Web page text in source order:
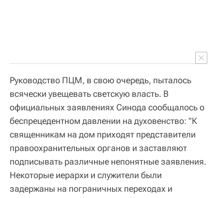
Руководство ПЦМ, в свою очередь, пыталось
всячески увещевать светскую власть. В
официальных заявлениях Синода сообщалось о
беспрецедентном давлении на духовенство: "К
священникам на дом приходят представители
правоохранительных органов и заставляют
подписывать различные непонятные заявления.
Некоторые иерархи и служители были
задержаны на пограничных переходах и